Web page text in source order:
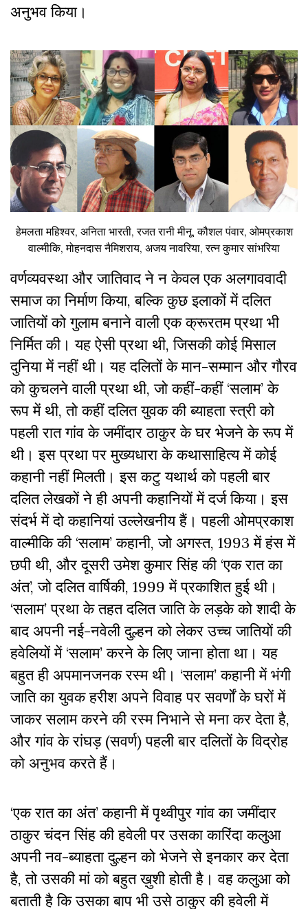
अनुभव किया।
हेमलता महिश्वर, अनिता भारती, रजत रानी मीनू, कौशल पंवार, ओमप्रकाश
वाल्मीकि, मोहनदास नैमिशराय, अजय नावरिया, रत्न कुमार सांभरिया
वर्णव्यवस्था और जातिवाद ने न केवल एक अलगाववादी
समाज का निर्माण किया, बल्कि कुछ इलाकों में दलित
जातियों को गुलाम बनाने वाली एक क्रूरतम प्रथा भी
निर्मित की। यह ऐसी प्रथा थी, जिसकी कोई मिसाल
दुनिया में नहीं थी। यह दलितों के मान-सम्मान और गौरव
को कुचलने वाली प्रथा थी, जोकहीं-कहीं ‘सलाम’ के
रूप में थी, तो कहीं दलित युवक की ब्याहता स्त्री को
पहली रात गांव के जमींदार ठाकुर के घर भेजने के रूप में
थी। इस प्रथा पर मुख्यधारा के कथासाहित्य में कोई
कहानी नहीं मिलती। इस कटु यथार्थ को पहली बार
दलित लेखकों ने ही अपनी कहानियों में दर्ज किया। इस
संदर्भ में दो कहानियां उल्लेखनीय हैं। पहली ओमप्रकाश
वाल्मीकि की ‘सलाम’ कहानी, जो अगस्त, 1993 में हंस में
छपी थी, और दूसरी उमेश कुमार सिंह की ‘एक रात का
अंत’, जो दलित वार्षिकी, 1999 में प्रकाशित हुई थी।
‘सलाम’ प्रथा के तहत दलित जाति के लड़के को शादी के
बाद अपनी नई-नवेली दुल्हन को लेकर उच्च जातियों की
हवेलियों में ‘सलाम’ करने के लिए जाना होता था। यह
बहुत ही अपमानजनक रस्म थी। ‘सलाम’ कहानी में भंगी
जाति का युवक हरीश अपने विवाह पर सवर्णों के घरों में
जाकर सलाम करने की रस्म निभाने से मना कर देता है,
और गांव के रांघड़ (सवर्ण) पहली बार दलितों के विद्रोह
को अनुभव करते हैं।
‘एक रात का अंत’ कहानी में पृथ्वीपुर गांव का जमींदार
ठाकुर चंदन सिंह की हवेली पर उसका कारिंदा कलुआ
अपनी नव-ब्याहता दुल्हन को भेजने से इनकार कर देता
है, तो उसकी मां को बहुत ख़ुशी होती है। वह कलुआ को
बताती है कि उसका बाप भी उसे ठाकुर की हवेली में